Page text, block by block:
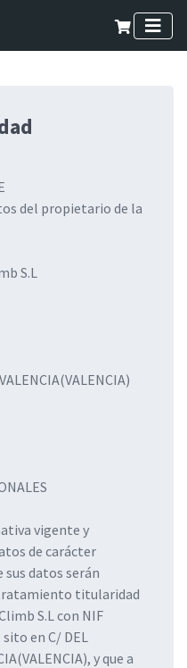
del propietario de la
S.L
vigente y
de carácter
datos serán
titularidad
S.L con NIF
en C/ DEL
y que a